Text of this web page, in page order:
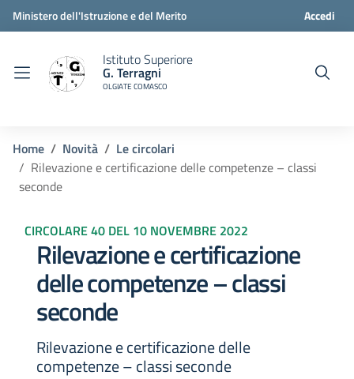
Ministero dell'Istruzione e del Merito Accedi
Istituto Superiore
G. Terragni
OLGIATE COMASCO
Home Novità
Le circolari
Rilevazione e certificazione delle competenze – classi
seconde
CIRCOLARE 40 DEL 10 NOVEMBRE 2022
Rilevazione e certificazione
delle competenze – classi
seconde
Rilevazione e certificazione delle
competenze – classi seconde